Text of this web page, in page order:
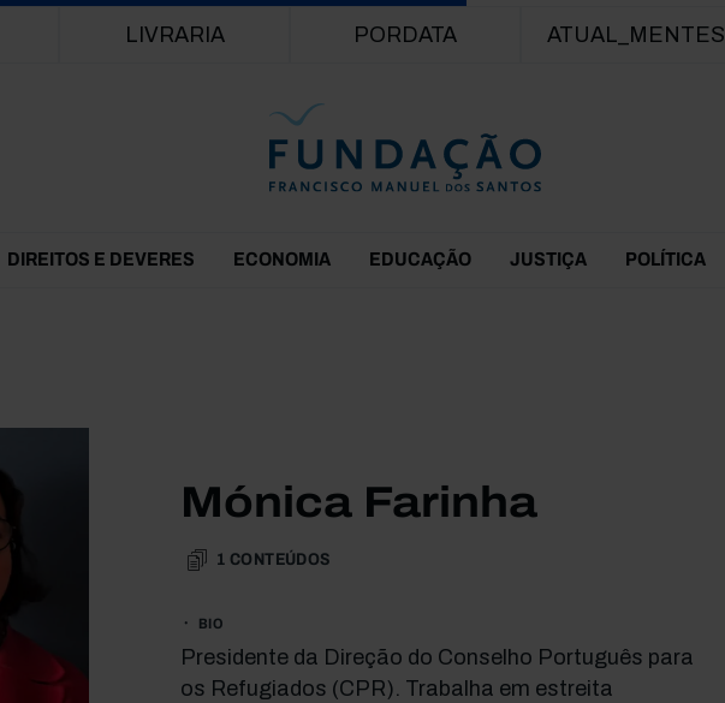
LIVRARIA PORDATA ATUAL_MENTES
DIREITOS E DEVERES ECONOMIA EDUCAÇÃO JUSTIÇA POLÍTICA
Mónica Farinha
1 CONTEÚDOS
BIO
Presidente da Direção do Conselho Português para
os Refugiados (CPR). Trabalha em estreita